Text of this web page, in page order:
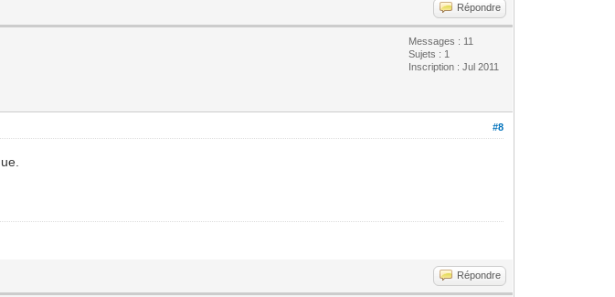
Répondre
Messages : 11
Sujets : 1
Inscription : Jul 2011
#8
Répondre